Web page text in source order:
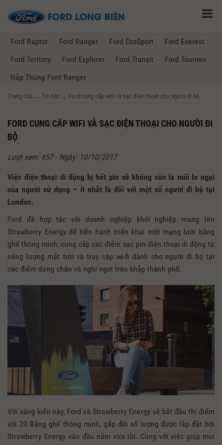
Ford Raptor Ford Ranger Ford EcoSport
Ford Everest
Ford Teritory
Ford Explorer Ford Transit
Ford Tourneo
Nắp Thùng Ford Ranger
Trang chủ → Tin tức → Ford cung cấp wifi và sạc điện thoại cho người đi bộ
FORD CUNG CẤP WIFI VÀ SẠC ĐIỆN THOẠI CHO NGƯỜI ĐI
BỘ
Lượt xem: 657 - Ngày: 10/10/2017
Việc điện thoại di động bị hết pin sẽ không còn là mối lo ngại
của người sử dụng – ít nhất là đối với một số người đi bộ tại
London.
Ford đã hợp tác với doanh nghiệp khởi nghiệp mang tên
Strawberry Energy để tiến hành triển khai một mạng lưới băng
ghế thông minh, cung cấp các điểm sạc pin điện thoại di động từ
năng lượng mặt trời và truy cập wi-fi dành cho người đi bộ tại
các điểm dừng chân và nghỉ ngơi trên khắp thành phố.
Với sáng kiến này, Ford và Strawberry Energy sẽ bắt đầu thí điểm
với 20 Băng ghế thông minh, gấp đôi số lượng được lắp đặt bởi
Strawberry Energy vào đầu năm vừa rồi. Cùng với việc giúp mọi